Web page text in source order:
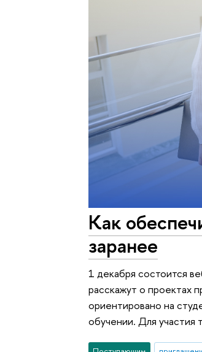
Как
заранее
1 декабря состоится
расскажут о проектах
ориентировано на
обучении. Для участия